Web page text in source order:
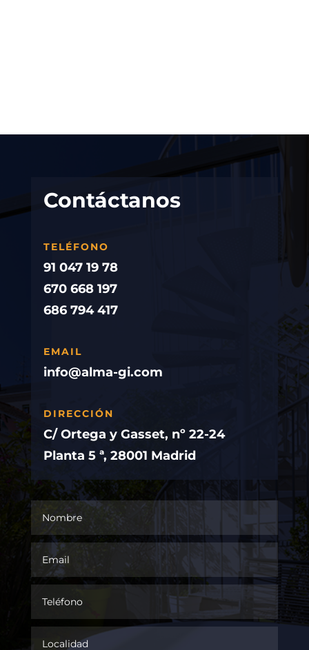
Contáctanos
TELÉFONO
91 047 19 78
670 668 197
686 794 417
EMAIL
info@alma-gi.com
DIRECCIÓN
C/ Ortega y Gasset, nº 22-24
Planta 5 ª, 28001 Madrid